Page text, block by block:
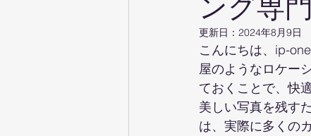
ロケーションフォト 家族前
披露宴撮影
ング専
更新日： 2024年8月9日
こんにちは、ip-
屋のようなロケー
ておくことで、快
美しい写真を残す
は、実際に多くの